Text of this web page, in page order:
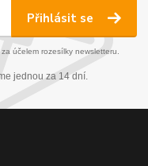
Přihlásit se
za účelem rozesílky newsletteru.
jednou za 14 dní.